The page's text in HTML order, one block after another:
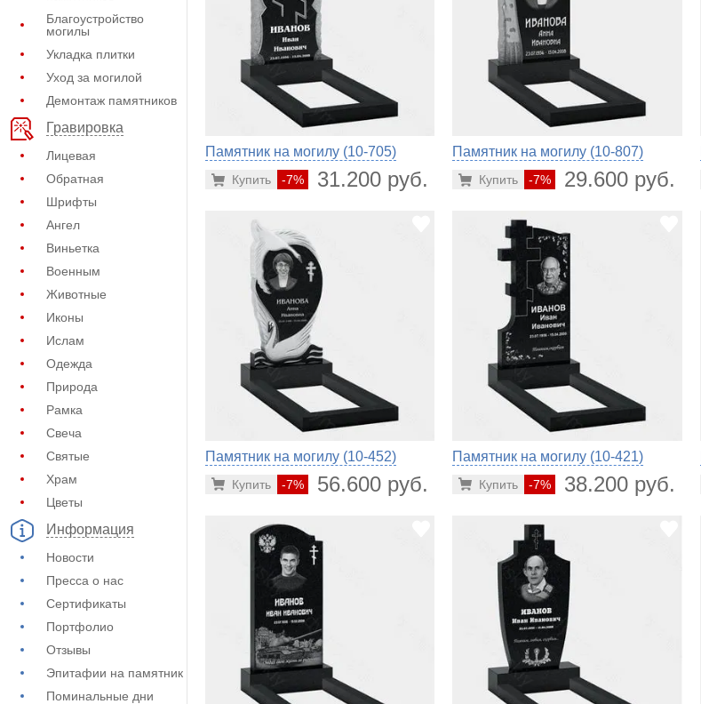
Благоустройство
могилы
Укладка плитки
Уход за могилой
Демонтаж памятников
Гравировка
Лицевая
Обратная
Шрифты
Ангел
Виньетка
Военным
Животные
Иконы
Ислам
Одежда
Природа
Рамка
Свеча
Святые
Храм
Цветы
Информация
Новости
Пресса о нас
Сертификаты
Портфолио
Отзывы
Эпитафии на памятник
Поминальные дни
Памятник на могилу (10-705)
-7% 31.200 руб.
Купить
Памятник на могилу (10-807)
-7% 29.600 руб.
Купить
Памятник на могилу (10-452)
-7% 56.600 руб.
Купить
Памятник на могилу (10-421)
-7% 38.200 руб.
Купить